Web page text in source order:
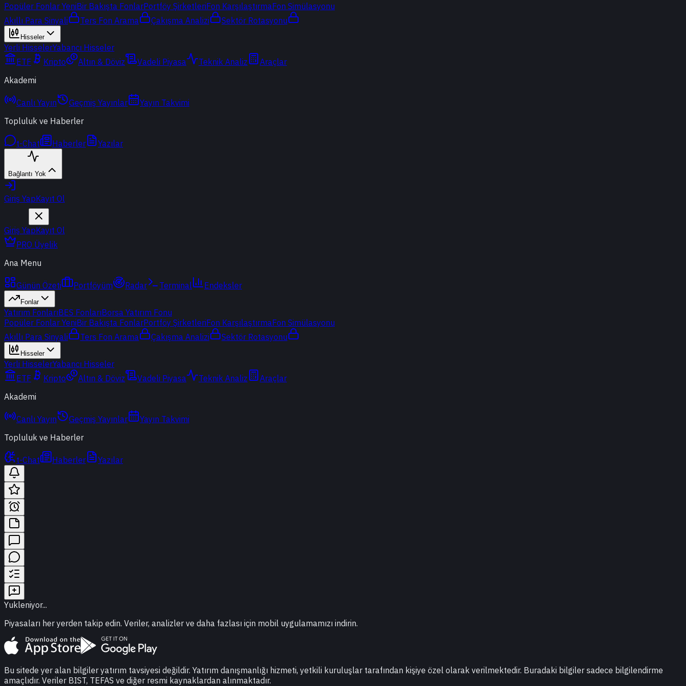
Popüler Fonlar YeniBir Bakışta FonlarPortföy ŞirketleriFon KarşılaştırmaFon Simülasyonu
Akıllı Para Sinyali
Ters Fon Arama Çakışma Analizi Sektör Rotasyonu
Hisseler
Yerli HisselerYabancı Hisseler
ETF
Kripto Altın & Döviz Vadeli Piyasa Teknik Analiz
Araçlar
Akademi
Canlı Yayın Geçmiş Yayınlar
Yayın Takvimi
Topluluk ve Haberler
t-Chat Haberler Yazılar
Bağlantı Yok
Giriş YapKayıt Ol
Giriş YapKayıt Ol
PRO Üyelik
Ana Menu
Günün Özeti Portföyüm Radar Terminal Endeksler
Fonlar
Yatırım FonlarıBES FonlarıBorsa Yatırım Fonu
Popüler Fonlar YeniBir Bakışta FonlarPortföy ŞirketleriFon KarşılaştırmaFon Simülasyonu
Akıllı Para Sinyali
Ters Fon Arama Çakışma Analizi Sektör Rotasyonu
Hisseler
Yerli HisselerYabancı Hisseler
ETF
Kripto Altın & Döviz Vadeli Piyasa Teknik Analiz
Araçlar
Akademi
Canlı Yayın Geçmiş Yayınlar
Yayın Takvimi
Topluluk ve Haberler
t-Chat Haberler Yazılar
Yukleniyor...
Piyasaları her yerden takip edin. Veriler, analizler ve daha fazlası için mobil uygulamamızı indirin.
Bu sitede yer alan bilgiler yatırım tavsiyesi değildir. Yatırım danışmanlığı hizmeti, yetkili kuruluşlar tarafından kişiye özel olarak verilmektedir. Buradaki bilgiler sadece bilgilendirme
amaçlıdır. Veriler BIST, TEFAS ve diğer resmi kaynaklardan alınmaktadır.